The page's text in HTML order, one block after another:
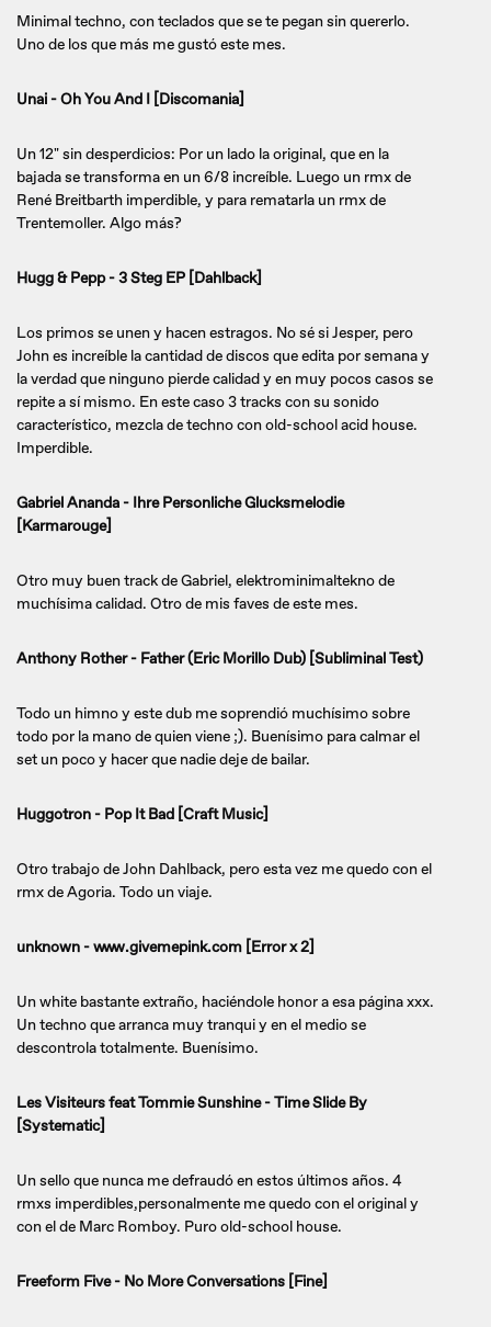
Minimal techno, con teclados que se te pegan sin quererlo.
Uno de los que más me gustó este mes.
Unai - Oh You And I [Discomania]
Un 12" sin desperdicios: Por un lado la original, que en la
bajada se transforma en un 6/8 increíble. Luego un rmx de
René Breitbarth imperdible, y para rematarla un rmx de
Trentemoller. Algo más?
Hugg & Pepp - 3 Steg EP [Dahlback]
Los primos se unen y hacen estragos. No sé si Jesper, pero
John es increíble la cantidad de discos que edita por semana y
la verdad que ninguno pierde calidad y en muy pocos casos se
repite a sí mismo. En este caso 3 tracks con su sonido
característico, mezcla de techno con old-school acid house.
Imperdible.
Gabriel Ananda - Ihre Personliche Glucksmelodie
[Karmarouge]
Otro muy buen track de Gabriel, elektrominimaltekno de
muchísima calidad. Otro de mis faves de este mes.
Anthony Rother - Father (Eric Morillo Dub) [Subliminal Test)
Todo un himno y este dub me soprendió muchísimo sobre
todo por la mano de quien viene ;). Buenísimo para calmar el
set un poco y hacer que nadie deje de bailar.
Huggotron - Pop It Bad [Craft Music]
Otro trabajo de John Dahlback, pero esta vez me quedo con el
rmx de Agoria. Todo un viaje.
unknown - www.givemepink.com [Error x 2]
Un white bastante extraño, haciéndole honor a esa página xxx.
Un techno que arranca muy tranqui y en el medio se
descontrola totalmente. Buenísimo.
Les Visiteurs feat Tommie Sunshine - Time Slide By
[Systematic]
Un sello que nunca me defraudó en estos últimos años. 4
rmxs imperdibles,personalmente me quedo con el original y
con el de Marc Romboy. Puro old-school house.
Freeform Five - No More Conversations [Fine]